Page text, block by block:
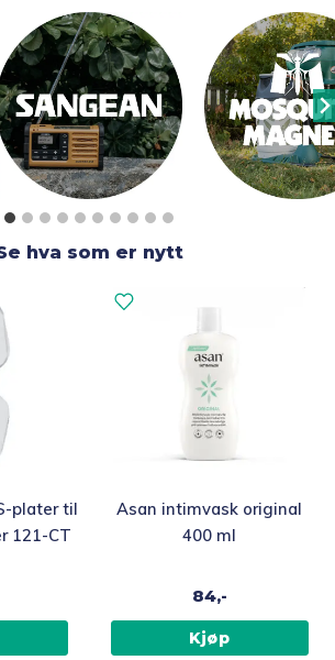
hva som er nytt
plater til
121-CT
Asan intimvask original
400 ml
84,-
Kjøp